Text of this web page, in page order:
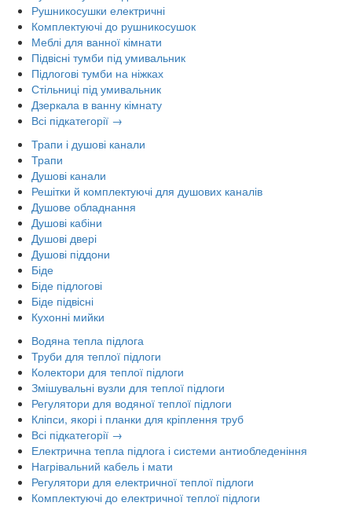
Рушникосушки електричні
Комплектуючі до рушникосушок
Меблі для ванної кімнати
Підвісні тумби під умивальник
Підлогові тумби на ніжках
Стільниці під умивальник
Дзеркала в ванну кімнату
Всі підкатегорії →
Трапи і душові канали
Трапи
Душові канали
Решітки й комплектуючі для душових каналів
Душове обладнання
Душові кабіни
Душові двері
Душові піддони
Біде
Біде підлогові
Біде підвісні
Кухонні мийки
Водяна тепла підлога
Труби для теплої підлоги
Колектори для теплої підлоги
Змішувальні вузли для теплої підлоги
Регулятори для водяної теплої підлоги
Кліпси, якорі і планки для кріплення труб
Всі підкатегорії →
Електрична тепла підлога і системи антиобледеніння
Нагрівальний кабель і мати
Регулятори для електричної теплої підлоги
Комплектуючі до електричної теплої підлоги